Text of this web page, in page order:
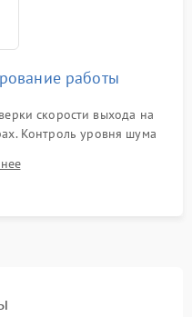
работы
скорости выхода на
Контроль уровня шума
стенок и корректного
оттайки.